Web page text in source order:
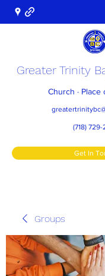
Greater Trinity
Church ·
(718) 729-
Get In
Groups